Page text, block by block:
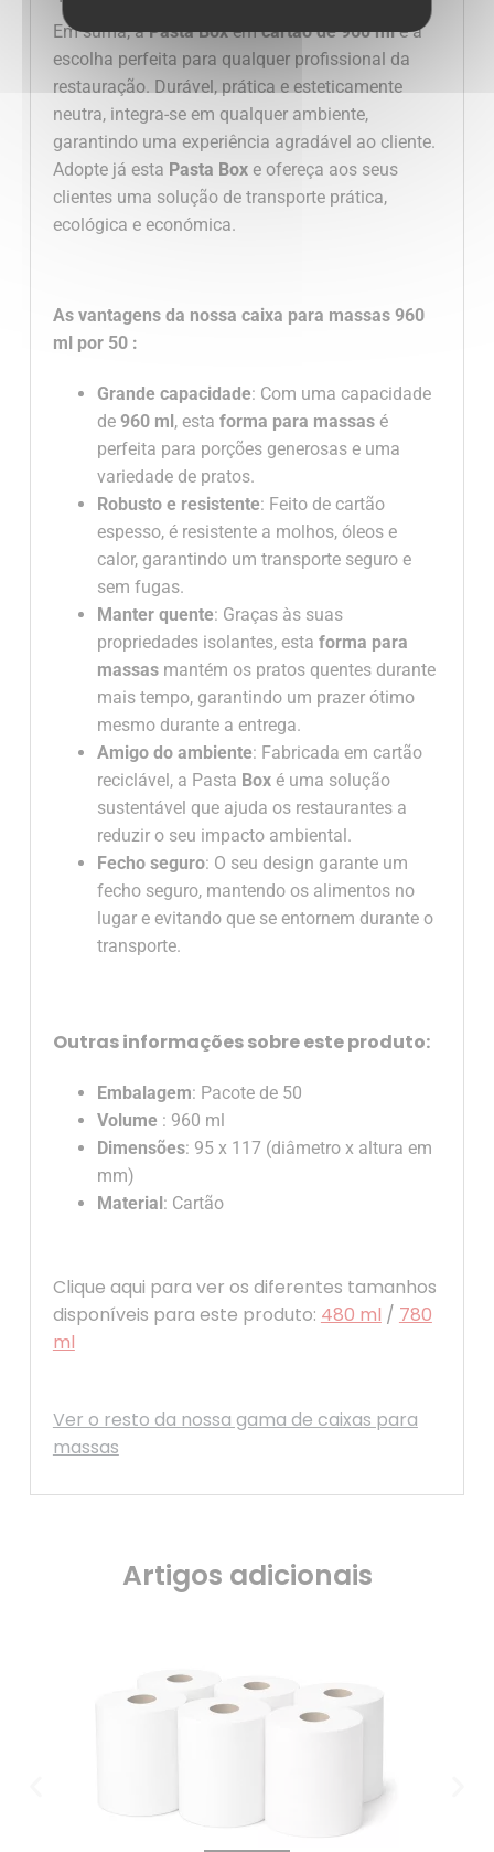
Em suma, aPasta Boxemcartão de 960 mlé a
escolha perfeita para qualquer profissional da
restauração. Durável, prática e esteticamente
neutra, integra-se em qualquer ambiente,
garantindo uma experiência agradável ao cliente.
Adopte já esta Pasta Boxe ofereça aos seus
clientes uma solução de transporte prática,
ecológica e económica.
As vantagens da nossa caixa para massas 960
mlpor 50 :
Grande capacidade: Com uma capacidade
de 960 ml, esta forma para massasé
perfeita para porções generosas e uma
variedade de pratos.
Robusto e resistente: Feito de cartão
espesso, é resistente a molhos, óleos e
calor, garantindo um transporte seguro e
sem fugas.
Manter quente: Graças às suas
propriedades isolantes, esta forma para
massasmantém os pratos quentes durante
mais tempo, garantindo um prazer ótimo
mesmo durante a entrega.
Amigo do ambiente: Fabricada em cartão
reciclável, a Pasta Boxé uma solução
sustentável que ajuda os restaurantes a
reduzir o seu impacto ambiental.
Fecho seguro: O seu design garante um
fecho seguro, mantendo os alimentos no
lugar e evitando que se entornem durante o
transporte.
Outras informações sobre este produto:
Embalagem: Pacote de 50
Volume : 960 ml
Dimensões: 95 x 117 (diâmetro x altura em
mm)
Material : Cartão
Clique aqui para ver os diferentes tamanhos
disponíveis para este produto: 480 ml / 780
ml
Ver o resto da nossa gama de caixas para
massas
Artigos adicionais